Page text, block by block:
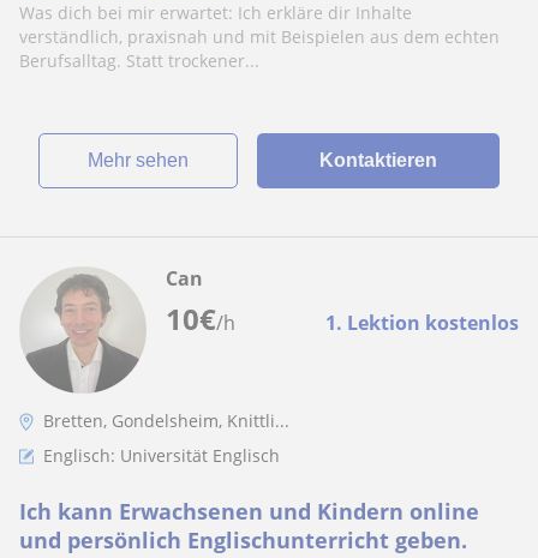
Was dich bei mir erwartet: Ich erkläre dir Inhalte
verständlich, praxisnah und mit Beispielen aus dem echten
Berufsalltag. Statt trockener...
Mehr sehen Kontaktieren
10€/h 1. Lektion kostenlos
Can
Bretten, Gondelsheim, Knittli...
Englisch: Universität Englisch
Ich kann Erwachsenen und Kindern online
und persönlich Englischunterricht geben.